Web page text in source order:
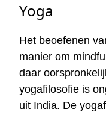
Yoga
Het beoefenen
manier om
daar
yogafilosofie is
uit India. De